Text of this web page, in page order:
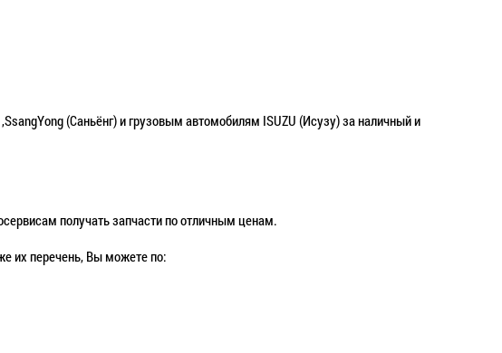
(Саньёнг) и грузовым автомобилям ISUZU (Исузу) за наличный и
получать запчасти по отличным ценам.
их перечень, Вы можете по: